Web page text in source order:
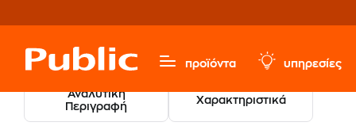
προϊόντα υπηρεσίες
Αναλυτική
Περιγραφή
Χαρακτηριστικά